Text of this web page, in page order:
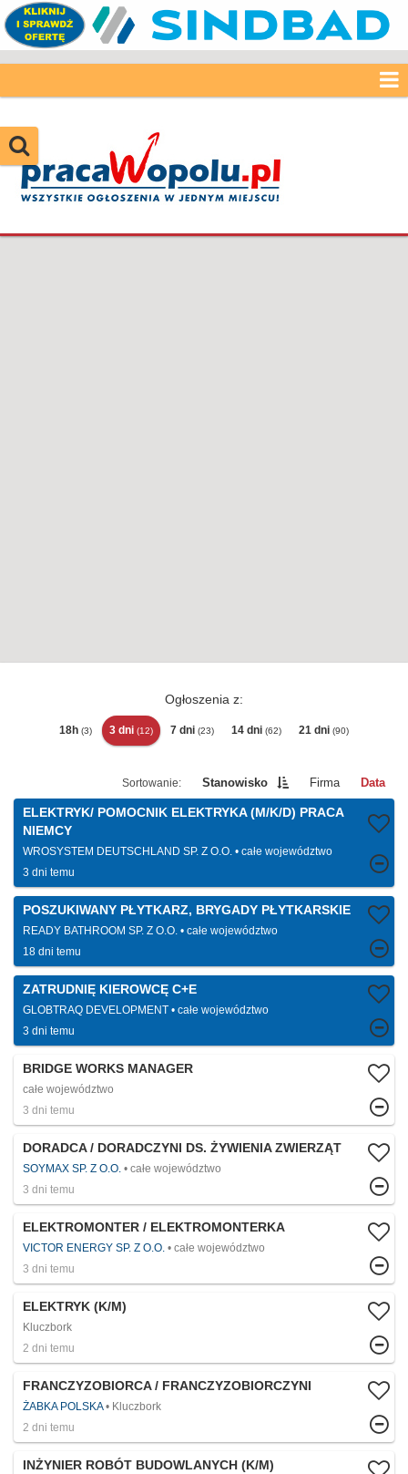
Ogłoszenia z:
18h (3) 3 dni (12) 7 dni (23) 14 dni (62) 21 dni (90)
Stanowisko Firma Data
ELEKTRYK/ POMOCNIK ELEKTRYKA (M/K/D) PRACA
NIEMCY
WROSYSTEM DEUTSCHLAND SP. Z O.O.
całe województwo
3 dni temu
POSZUKIWANY PŁYTKARZ, BRYGADY PŁYTKARSKIE
READY BATHROOM SP. Z O.O.
całe województwo
18 dni temu
ZATRUDNIĘ KIEROWCĘ C+E
GLOBTRAQ DEVELOPMENT
całe województwo
3 dni temu
BRIDGE WORKS MANAGER
całe województwo
3 dni temu
DORADCA / DORADCZYNI DS. ŻYWIENIA ZWIERZĄT
SOYMAX SP. Z O.O.
całe województwo
3 dni temu
ELEKTROMONTER / ELEKTROMONTERKA
VICTOR ENERGY SP. Z O.O.
całe województwo
3 dni temu
ELEKTRYK (K/M)
Kluczbork
2 dni temu
FRANCZYZOBIORCA / FRANCZYZOBIORCZYNI
ŻABKA POLSKA
Kluczbork
2 dni temu
INŻYNIER ROBÓT BUDOWLANYCH (K/M)